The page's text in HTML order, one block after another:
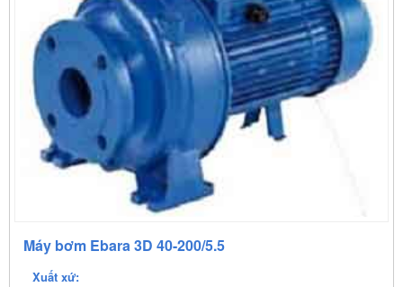
Máy bơm Ebara 3D 40-200/5.5
Xuất xứ: